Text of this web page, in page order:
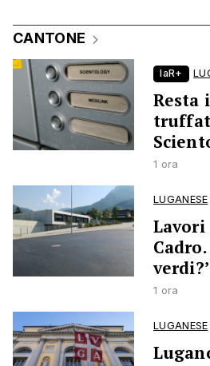
CANTONE
laR+
Resta
1 ora
LUGANESE
verdi?’
1 ora
LUGANESE